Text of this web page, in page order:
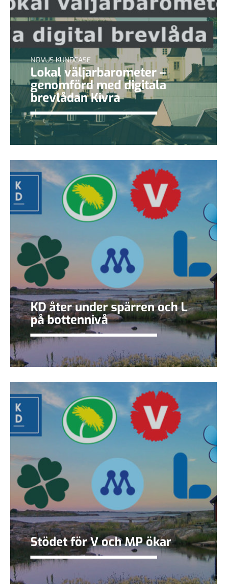
NOVUS KUNDCASE
Lokal väljarbarometer –
genomförd med digitala
brevlådan Kivra
KD åter under spärren och L
på bottennivå
Stödet för V och MP ökar